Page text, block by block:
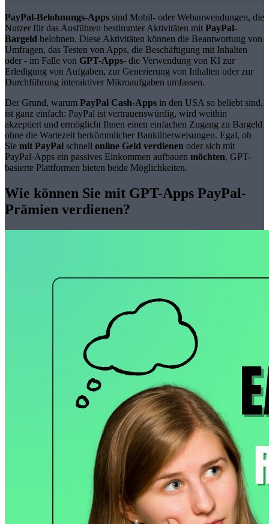
PayPal-Belohnungs-Apps sind Mobil- oder Webanwendungen, die
Nutzer für das Ausführen bestimmter Aktivitäten mit PayPal-
Bargeld belohnen. Diese Aktivitäten können die Beantwortung von
Umfragen, das Testen von Apps, die Beschäftigung mit Inhalten
oder - im Falle von GPT-Apps- die Verwendung von KI zur
Erledigung von Aufgaben, zur Generierung von Inhalten oder zur
Durchführung interaktiver Mikroaufgaben umfassen.
Der Grund, warum PayPal Cash-Apps in den USA so beliebt sind,
ist ganz einfach: PayPal ist vertrauenswürdig, wird weithin
akzeptiert und ermöglicht Ihnen einen einfachen Zugang zu Bargeld
ohne die Wartezeit herkömmlicher Banküberweisungen. Egal, ob
Sie mit PayPal schnell online Geld verdienen oder sich mit
PayPal-Apps ein passives Einkommen aufbauen möchten, GPT-
basierte Plattformen bieten beide Möglichkeiten.
Wie können Sie mit GPT-Apps PayPal-
Prämien verdienen?